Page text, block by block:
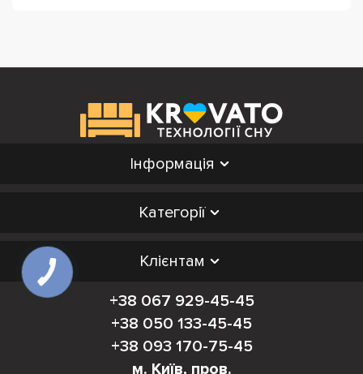
Інформація
Категорії
Клієнтам
+38 067 929-45-45
+38 050 133-45-45
+38 093 170-75-45
м. Київ, пров.